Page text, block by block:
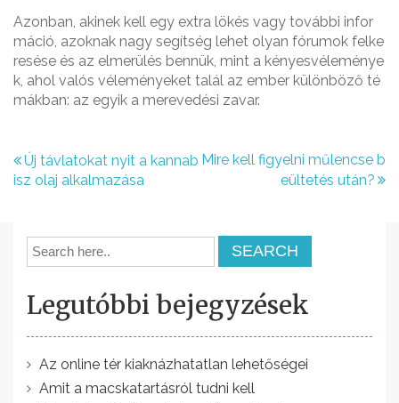
Azonban, akinek kell egy extra lökés vagy további infor
máció, azoknak nagy segítség lehet olyan fórumok felke
resése és az elmerülés bennük, mint a kényesvéleménye
k, ahol valós véleményeket talál az ember különböző té
mákban: az egyik a merevedési zavar.
B
e
y
Új távlatokat nyit a kannab
isz olaj alkalmazása
Mire kell figyelni műlencse b
eültetés után?
Legutóbbi bejegyzések
Az online tér kiaknázhatatlan lehetőségei
Amit a macskatartásról tudni kell